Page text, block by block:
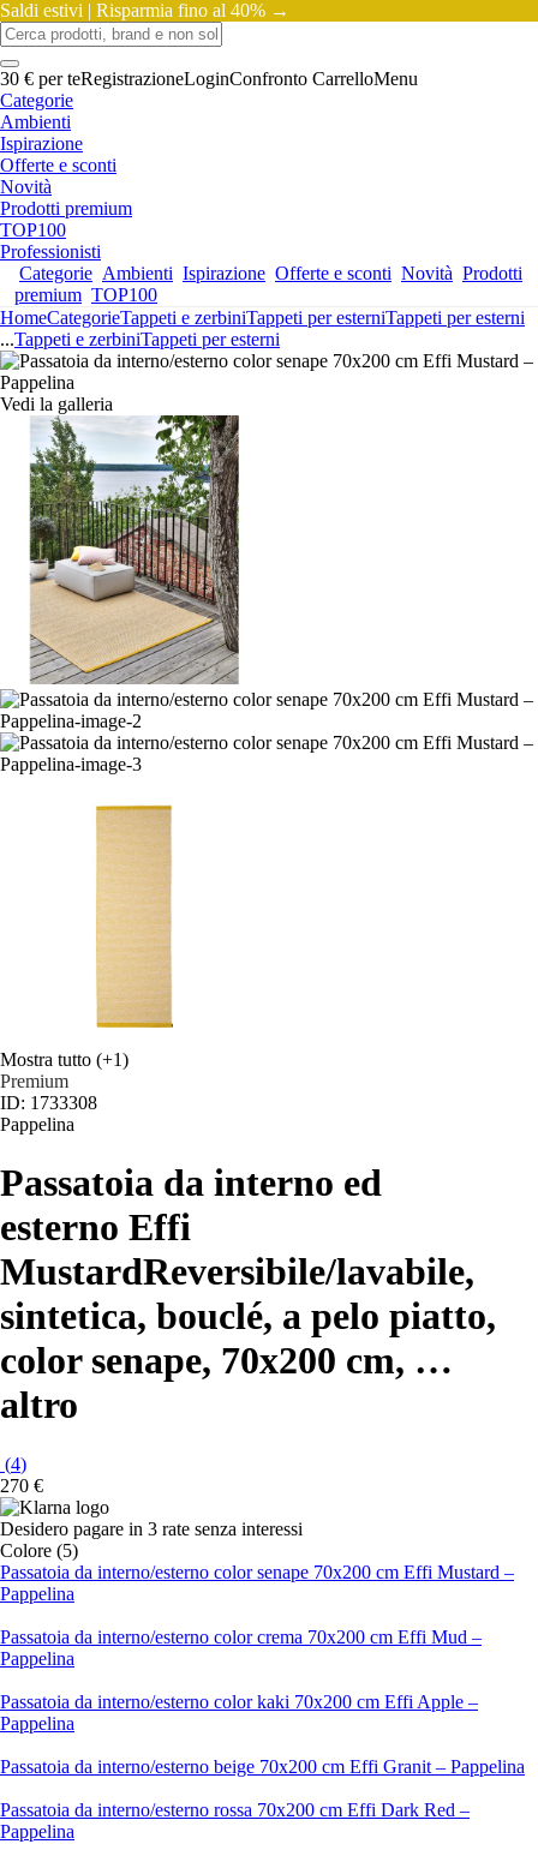
Saldi estivi | Risparmia fino al 40% →
30 € per teRegistrazioneLoginConfronto CarrelloMenu
Categorie
Ambienti
Ispirazione
Offerte e sconti
Novità
Prodotti premium
TOP100
Professionisti
Categorie Ambienti Ispirazione Offerte e sconti Novità Prodotti
premium TOP100
HomeCategorieTappeti e zerbiniTappeti per esterniTappeti per esterni
...Tappeti e zerbiniTappeti per esterni
Vedi la galleria
Mostra tutto (+1)
Premium
ID: 1733308
Pappelina
Passatoia da interno ed
esterno Effi
MustardReversibile/lavabile,
sintetica, bouclé, a pelo piatto,
color senape, 70x200 cm, …
altro
(4)
270 €
Desidero pagare in 3 rate senza interessi
Colore (5)
Passatoia da interno/esterno color senape 70x200 cm Effi Mustard –
Pappelina
Passatoia da interno/esterno color crema 70x200 cm Effi Mud –
Pappelina
Passatoia da interno/esterno color kaki 70x200 cm Effi Apple –
Pappelina
Passatoia da interno/esterno beige 70x200 cm Effi Granit – Pappelina
Passatoia da interno/esterno rossa 70x200 cm Effi Dark Red –
Pappelina